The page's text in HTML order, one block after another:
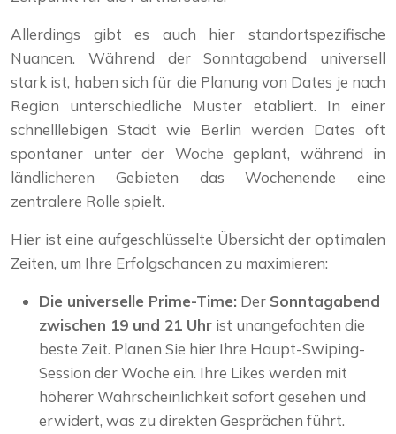
Allerdings gibt es auch hier standortspezifische
Nuancen. Während der Sonntagabend universell
stark ist, haben sich für die Planung von Dates je nach
Region unterschiedliche Muster etabliert. In einer
schnelllebigen Stadt wie Berlin werden Dates oft
spontaner unter der Woche geplant, während in
ländlicheren Gebieten das Wochenende eine
zentralere Rolle spielt.
Hier ist eine aufgeschlüsselte Übersicht der optimalen
Zeiten, um Ihre Erfolgschancen zu maximieren:
Die universelle Prime-Time: Der Sonntagabend
zwischen 19 und 21 Uhr ist unangefochten die
beste Zeit. Planen Sie hier Ihre Haupt-Swiping-
Session der Woche ein. Ihre Likes werden mit
höherer Wahrscheinlichkeit sofort gesehen und
erwidert, was zu direkten Gesprächen führt.